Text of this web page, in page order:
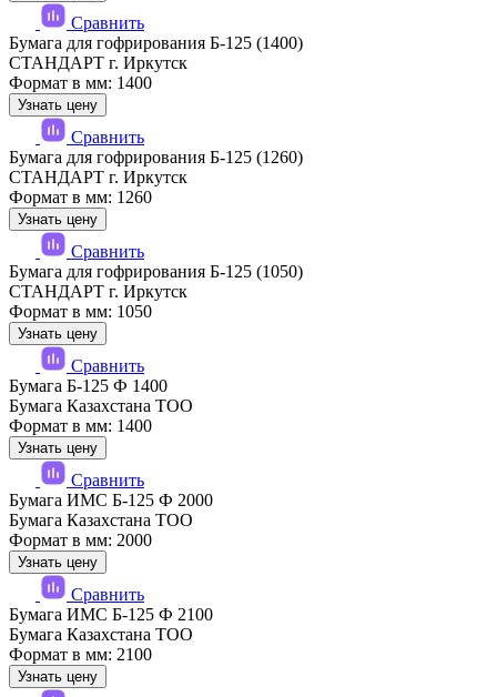
Сравнить
Бумага для гофрирования Б-125 (1400)
СТАНДАРТ г. Иркутск
Формат в мм: 1400
Узнать цену
Сравнить
Бумага для гофрирования Б-125 (1260)
СТАНДАРТ г. Иркутск
Формат в мм: 1260
Узнать цену
Сравнить
Бумага для гофрирования Б-125 (1050)
СТАНДАРТ г. Иркутск
Формат в мм: 1050
Узнать цену
Сравнить
Бумага Б-125 Ф 1400
Бумага Казахстана ТОО
Формат в мм: 1400
Узнать цену
Сравнить
Бумага ИМС Б-125 Ф 2000
Бумага Казахстана ТОО
Формат в мм: 2000
Узнать цену
Сравнить
Бумага ИМС Б-125 Ф 2100
Бумага Казахстана ТОО
Формат в мм: 2100
Узнать цену